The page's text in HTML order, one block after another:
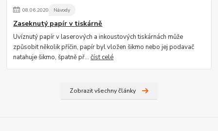
08.06.2020 Návody
Zaseknutý papír v tiskárně
Uvíznutý papír v laserových a inkoustových tiskárnách může
způsobit několik příčin, papír byl vložen šikmo nebo jej podavač
natahuje šikmo, špatně př...číst celé
Zobrazit všechny články